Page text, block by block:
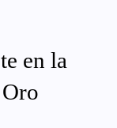
en la